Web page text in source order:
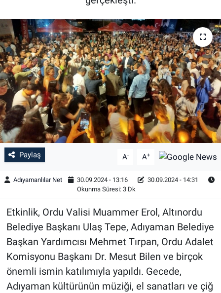
Paylaş A- A+
Adıyamanlılar Net 30.09.2024 - 13:16
30.09.2024 - 14:31
Okunma Süresi: 3 Dk
Etkinlik, Ordu Valisi Muammer Erol, Altınordu
Belediye Başkanı Ulaş Tepe, Adıyaman Belediye
Başkan Yardımcısı Mehmet Tırpan, Ordu Adalet
Komisyonu Başkanı Dr. Mesut Bilen ve birçok
önemli ismin katılımıyla yapıldı. Gecede,
Adıyaman kültürünün müziği, el sanatları ve çiğ
Özel Haber
Kültür Sanat
Eğitim
Ekonomi
Yaşam
Çevre
Şambayat Haber